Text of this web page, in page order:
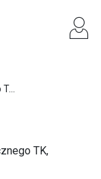
TK,